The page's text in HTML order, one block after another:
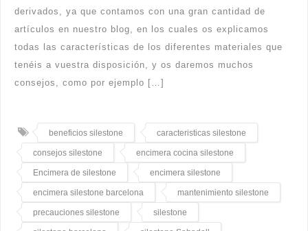
derivados, ya que contamos con una gran cantidad de
artículos en nuestro blog, en los cuales os explicamos
todas las características de los diferentes materiales que
tenéis a vuestra disposición, y os daremos muchos
consejos, como por ejemplo […]
beneficios silestone caracteristicas silestone
consejos silestone encimera cocina silestone
Encimera de silestone encimera silestone
encimera silestone barcelona mantenimiento silestone
precauciones silestone silestone